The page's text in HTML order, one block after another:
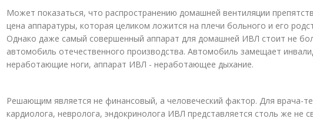
Может показаться, что распространению домашней вентиляции
цена аппаратуры, которая целиком ложится на плечи больного и его
Однако даже самый совершенный аппарат для домашней ИВЛ стоит не
автомобиль отечественного производства. Автомобиль замещает
неработающие ноги, аппарат ИВЛ - неработающее дыхание.
Решающим является не финансовый, а человеческий фактор. Для врача-
кардиолога, невролога, эндокринолога ИВЛ представляется столь же не